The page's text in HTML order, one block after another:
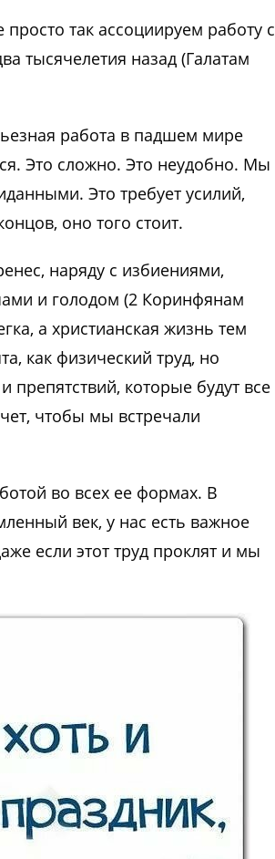
так ассоциируем работу с
тысячелетия назад (Галатам
работа в падшем мире
Это сложно. Это неудобно. Мы
Это требует усилий,
оно того стоит.
наряду с избиениями,
и голодом (2 Коринфянам
а христианская жизнь тем
как физический труд, но
которые будут все
чтобы мы встречали
во всех ее формах. В
век, у нас есть важное
если этот труд проклят и мы